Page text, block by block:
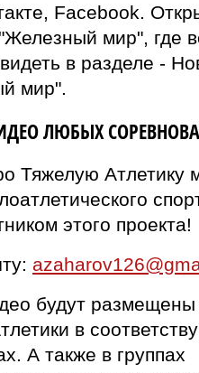
Facebook.
мир", где
в разделе -
мир".
ЛЮБЫХ
Тяжелую Атлетику
этого проекта!
будут размещены
в
А также в группах